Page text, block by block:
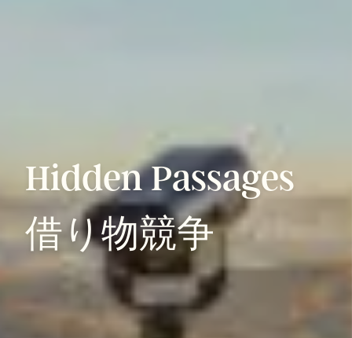
HiddenPassages
借り物競争